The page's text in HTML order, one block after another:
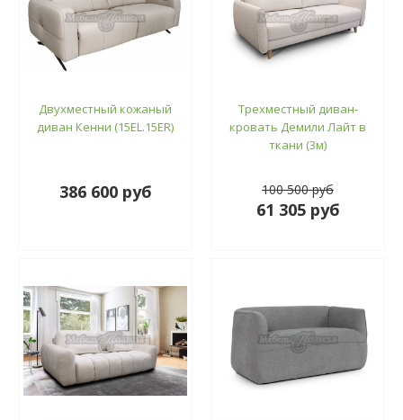
Двухместный кожаный
диван Кенни (15EL.15ER)
386 600 руб
Трехместный диван-
кровать Демили Лайт в
ткани (3м)
100 500 руб
61 305 руб